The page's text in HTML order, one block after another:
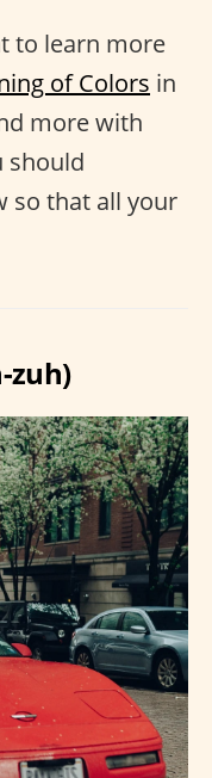
to learn more
of Colors in
more with
should
so that all your
zuh)